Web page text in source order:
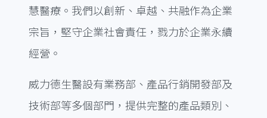
慧醫療。我們以創新、卓越、共融作為企業
宗旨，堅守企業社會責任，戮力於企業永續
經營。
威力德生醫設有業務部、產品行銷開發部及
技術部等多個部門，提供完整的產品類別、